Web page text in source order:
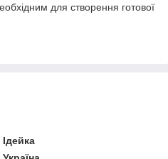
для створення готової
Ідейка